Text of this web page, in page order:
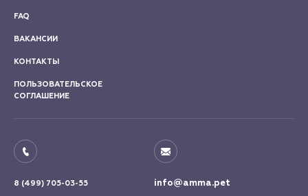
FAQ
ВАКАНСИИ
КОНТАКТЫ
ПОЛЬЗОВАТЕЛЬСКОЕ
СОГЛАШЕНИЕ
8 (499) 705-03-55 info@amma.pet